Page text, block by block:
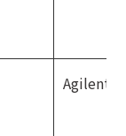
Agilent